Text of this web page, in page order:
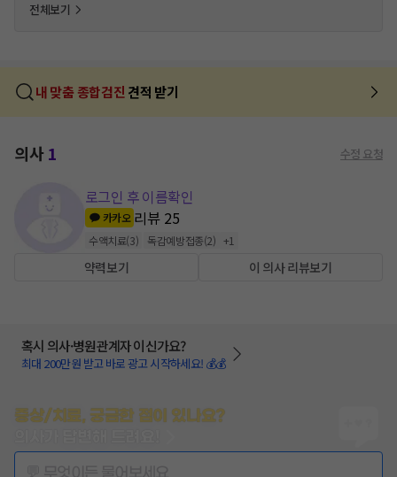
전체보기
내 맞춤 종합검진 견적 받기
의사1 수정 요청
로그인 후 이름확인
카카오 리뷰 25
수액치료(3) 독감예방접종(2) +1
약력보기 이 의사 리뷰보기
혹시 의사·병원관계자 이신가요?
최대 200만원 받고 바로 광고 시작하세요! 💰💰
증상/치료, 궁금한 점이 있나요?